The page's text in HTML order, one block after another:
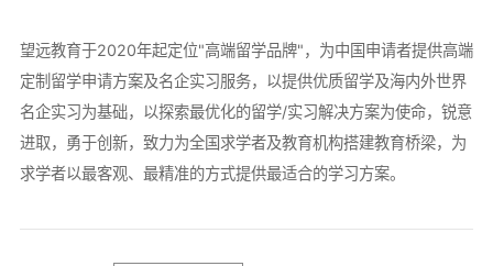
望远教育于2020年起定位"高端留学品牌"，为中国申请者提供高端
定制留学申请方案及名企实习服务，以提供优质留学及海内外世界
名企实习为基础，以探索最优化的留学/实习解决方案为使命，锐意
进取，勇于创新，致力为全国求学者及教育机构搭建教育桥梁，为
求学者以最客观、最精准的方式提供最适合的学习方案。